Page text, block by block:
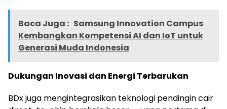
Baca Juga : Samsung Innovation Campus
Kembangkan Kompetensi AI dan IoT untuk
Generasi Muda Indonesia
Dukungan Inovasi dan Energi Terbarukan
BDx juga mengintegrasikan teknologi pendingin cair